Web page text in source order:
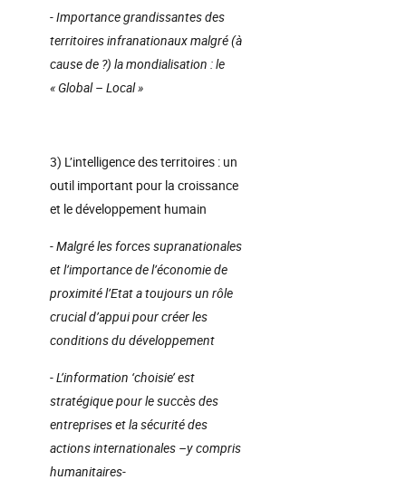
- Importance grandissantes des
territoires infranationaux malgré (à
cause de ?) la mondialisation : le
« Global – Local »
3) L’intelligence des territoires : un
outil important pour la croissance
et le développement humain
- Malgré les forces supranationales
et l’importance de l’économie de
proximité l’Etat a toujours un rôle
crucial d’appui pour créer les
conditions du développement
- L’information ‘choisie’ est
stratégique pour le succès des
entreprises et la sécurité des
actions internationales –y compris
humanitaires-